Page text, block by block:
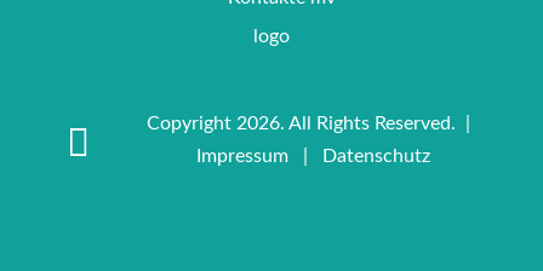
Copyright 2026. All Rights Reserved. |
Impressum| Datenschutz